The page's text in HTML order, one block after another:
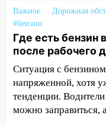
юристы
за плесень на
05:00 Кому 6
прибыль, а
прочность
22:58
ДТП с
Важное Дорожная
#бензин
Где есть бензин
после рабочего
Ситуация с
напряженной, хотя
тенденции.
можно заправиться,